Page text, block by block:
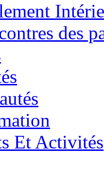
des
Et Activités